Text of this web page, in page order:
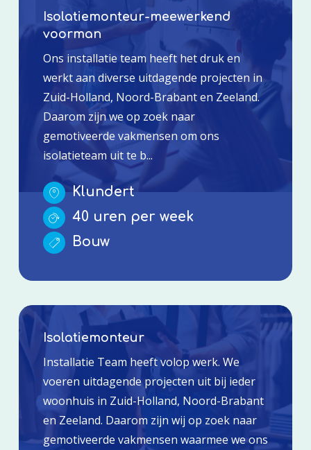
Isolatiemonteur-meewerkend
voorman
Ons installatie team heeft het druk en
werkt aan diverse uitdagende projecten in
Zuid-Holland, Noord-Brabant en Zeeland.
Daarom zijn we op zoek naar
gemotiveerde vakmensen om ons
isolatieteam uit te b...
Klundert
40 uren per week
Bouw
Isolatiemonteur
Installatie Team heeft volop werk. We
voeren uitdagende projecten uit bij ieder
woonhuis in Zuid-Holland, Noord-Brabant
en Zeeland. Daarom zijn wij op zoek naar
gemotiveerde vakmensen waarmee we ons